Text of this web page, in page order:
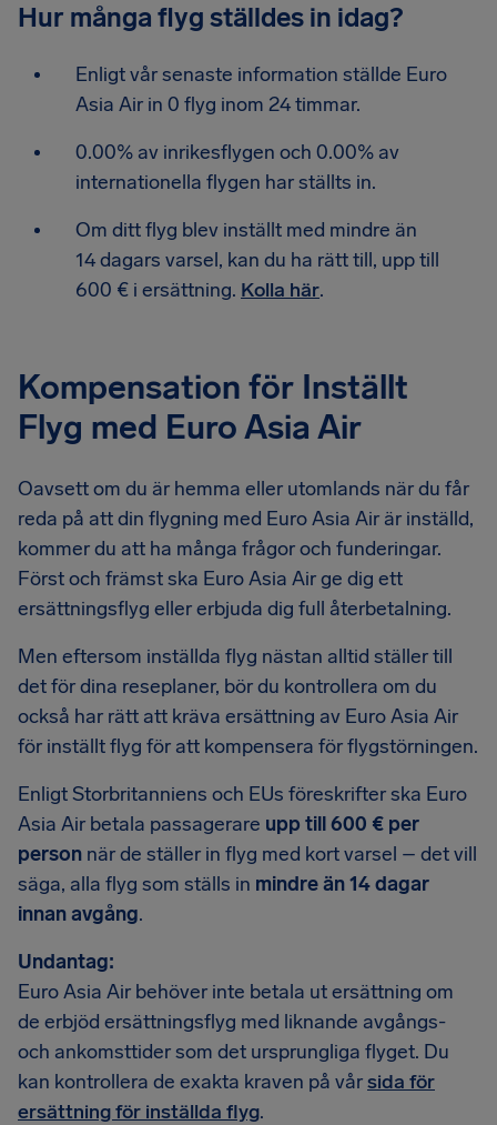
Hur många flyg ställdes in idag?
Enligt vår senaste information ställde Euro
Asia Air in 0 flyg inom 24 timmar.
0.00% av inrikesflygen och 0.00% av
internationella flygen har ställts in.
Om ditt flyg blev inställt med mindre än
14 dagars varsel, kan du ha rätt till, upp till
600 € i ersättning. Kolla här.
Kompensation för Inställt
Flyg med Euro Asia Air
Oavsett om du är hemma eller utomlands när du får
reda på att din flygning med Euro Asia Air är inställd,
kommer du att ha många frågor och funderingar.
Först och främst ska Euro Asia Air ge dig ett
ersättningsflyg eller erbjuda dig full återbetalning.
Men eftersom inställda flyg nästan alltid ställer till
det för dina reseplaner, bör du kontrollera om du
också har rätt att kräva ersättning av Euro Asia Air
för inställt flyg för att kompensera för flygstörningen.
Enligt Storbritanniens och EUs föreskrifter ska Euro
Asia Air betala passagerare upp till 600 € per
person när de ställer in flyg med kort varsel – det vill
säga, alla flyg som ställs in mindre än 14 dagar
innan avgång.
Undantag:
Euro Asia Air behöver inte betala ut ersättning om
de erbjöd ersättningsflyg med liknande avgångs-
och ankomsttider som det ursprungliga flyget. Du
kan kontrollera de exakta kraven på vårsida för
ersättning för inställda flyg.